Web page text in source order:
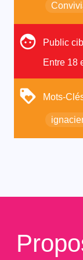
Public
Entre 18
Mots-